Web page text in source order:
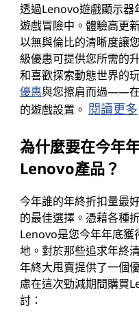
透過Lenovo遊戲顯示器
遊戲冒險中。體驗高更
以無與倫比的清晰度讓
級優惠可提供您所需的
和喜歡探索動態世界的
優惠與您擦肩而過——在
的遊戲設置。 閱讀更多
為什麼要在今年
Lenovo產品？
今年誰的年終折扣量最
的最佳選擇。憑藉各種
Lenovo是您今年年底獲
地。對於那些追求年終
年終大甩賣提供了一個
慮在這次勁減期間購買
討：